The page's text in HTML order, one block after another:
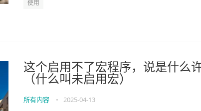
使用
这个启用不了宏程序，说是什么
（什么叫未启用宏）
所有内容 • 2025-04-13